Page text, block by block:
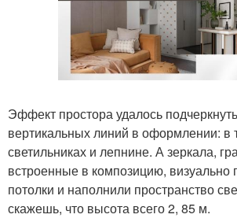
Эффект простора удалось
вертикальных линий в оформлении: в
светильниках и лепнине. А зеркала,
встроенные в композицию, визуально
потолки и наполнили пространство
скажешь, что высота всего 2, 85 м.